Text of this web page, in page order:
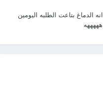
بتاعت الطلبه اليومين